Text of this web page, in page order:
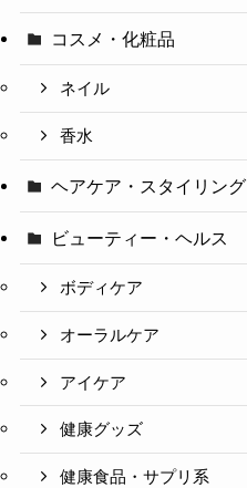
コスメ・化粧品
ネイル
香水
ヘアケア・スタイリング
ビューティー・ヘルス
ボディケア
オーラルケア
アイケア
健康グッズ
健康食品・サプリ系